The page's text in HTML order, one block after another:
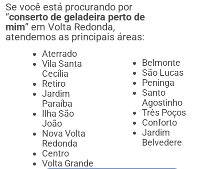
Se você está procurando por
“conserto de geladeira perto de
mim” em Volta Redonda,
atendemos as principais áreas:
Aterrado
Vila Santa
Cecília
Retiro
Jardim
Paraíba
Ilha São
João
Nova Volta
Redonda
Centro
Volta Grande
Belmonte
São Lucas
Peninga
Santo
Agostinho
Três Poços
Conforto
Jardim
Belvedere